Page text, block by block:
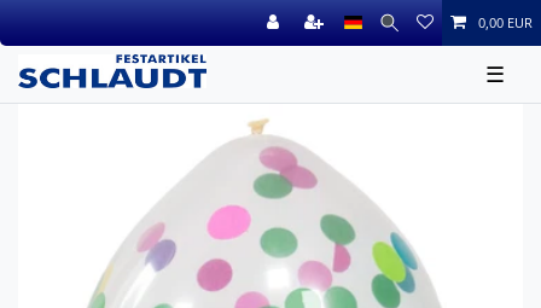
0,00 EUR
☰